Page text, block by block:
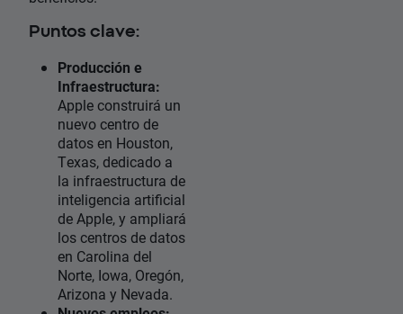
Puntos clave:
Producción e
Infraestructura:
Apple construirá un
nuevo centro de
datos en Houston,
Texas, dedicado a
la infraestructura de
inteligencia artificial
de Apple, y ampliará
los centros de datos
en Carolina del
Norte, Iowa, Oregón,
Arizona y Nevada.